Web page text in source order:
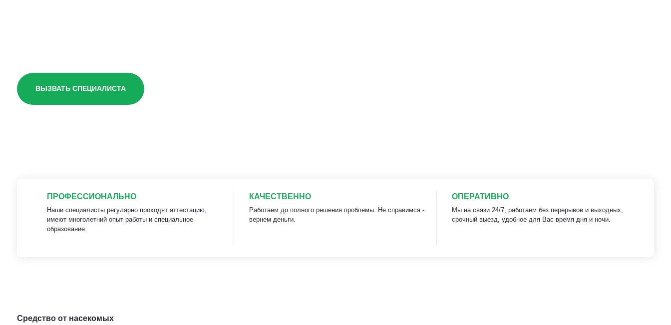
ВЫЗВАТЬ СПЕЦИАЛИСТА
ПРОФЕССИОНАЛЬНО
Наши специалисты регулярно проходят аттестацию,
имеют многолетний опыт работы и специальное
образование.
КАЧЕСТВЕННО
Работаем до полного решения проблемы. Не справимся -
вернем деньги.
ОПЕРАТИВНО
Мы на связи 24/7, работаем без перерывов и выходных,
срочный выезд, удобное для Вас время дня и ночи.
Средство от насекомых